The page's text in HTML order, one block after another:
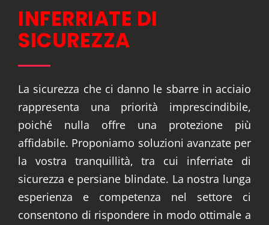
INFERRIATE DI
SICUREZZA
La sicurezza che ci danno le sbarre in acciaio
rappresenta una priorità imprescindibile,
poiché nulla offre una protezione più
affidabile. Proponiamo soluzioni avanzate per
la vostra tranquillità, tra cui inferriate di
sicurezza e persiane blindate. La nostra lunga
esperienza e competenza nel settore ci
consentono di rispondere in modo ottimale a